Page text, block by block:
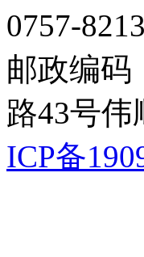
0757-
邮政编
路43号
ICP备